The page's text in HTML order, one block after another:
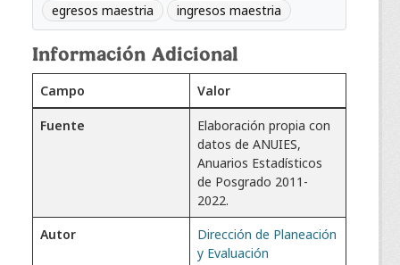
egresos maestria ingresos maestria
Información Adicional
Campo Valor
Fuente
Elaboración propia con
datos de ANUIES,
Anuarios Estadísticos
de Posgrado 2011-
2022.
Autor
Dirección de Planeación
y Evaluación